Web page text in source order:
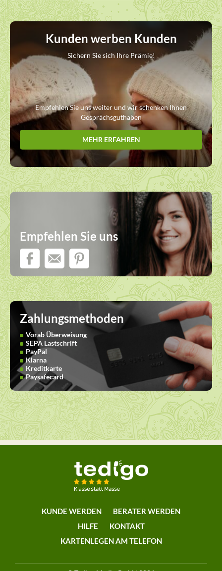
Kunden werben Kunden
Sichern Sie sich Ihre Prämie!
Empfehlen Sie uns weiter und wir schenken Ihnen
Gesprächsguthaben
MEHR ERFAHREN
Empfehlen Sie uns
Zahlungsmethoden
Vorab Überweisung
SEPA Lastschrift
PayPal
Klarna
Kreditkarte
Paysafecard
KUNDE WERDEN
BERATER WERDEN
HILFE
KONTAKT
KARTENLEGEN AM TELEFON